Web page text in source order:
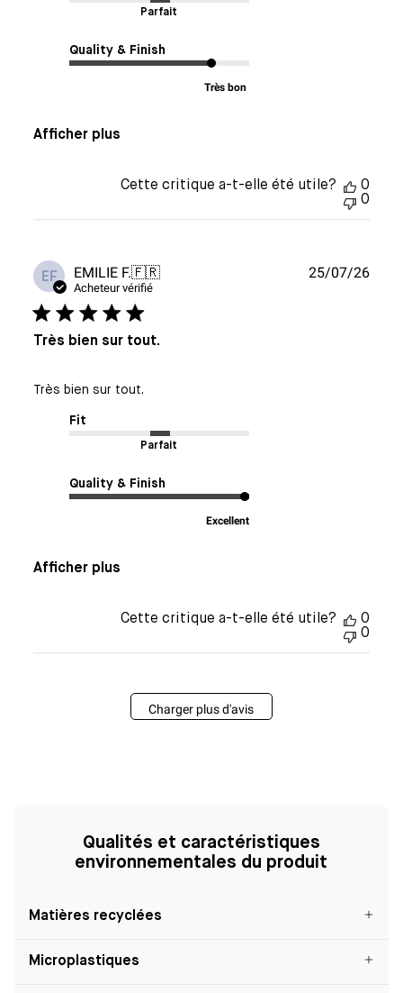
Parfait
Quality & Finish
Très bon
Afficher plus
Cette critique a-t-elle été utile?
0
0
EF EMILIE F.🇫🇷
Acheteur vérifié
Très bien sur tout.
Très bien sur tout.
Fit
Parfait
Quality & Finish
Excellent
Afficher plus
Date
25/07/26
Cette critique a-t-elle été utile?
0
0
Charger plus d'avis
Qualités et caractéristiques
environnementales du produit
Matières recyclées
Microplastiques